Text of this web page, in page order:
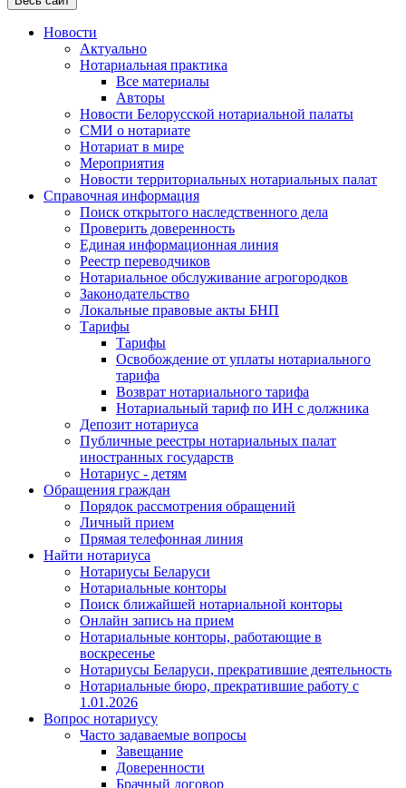
Новости
Актуально
Нотариальная практика
Все материалы
Авторы
Новости Белорусской нотариальной палаты
СМИ о нотариате
Нотариат в мире
Мероприятия
Новости территориальных нотариальных палат
Справочная информация
Поиск открытого наследственного дела
Проверить доверенность
Единая информационная линия
Реестр переводчиков
Нотариальное обслуживание агрогородков
Законодательство
Локальные правовые акты БНП
Тарифы
Тарифы
Освобождение от уплаты нотариального
тарифа
Возврат нотариального тарифа
Нотариальный тариф по ИН с должника
Депозит нотариуса
Публичные реестры нотариальных палат
иностранных государств
Нотариус - детям
Обращения граждан
Порядок рассмотрения обращений
Личный прием
Прямая телефонная линия
Найти нотариуса
Нотариусы Беларуси
Нотариальные конторы
Поиск ближайшей нотариальной конторы
Онлайн запись на прием
Нотариальные конторы, работающие в
воскресенье
Нотариусы Беларуси, прекратившие деятельность
Нотариальные бюро, прекратившие работу с
1.01.2026
Вопрос нотариусу
Часто задаваемые вопросы
Завещание
Доверенности
Брачный договор